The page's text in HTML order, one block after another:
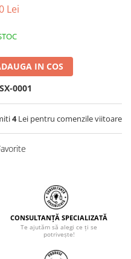
Lei
IN COS
SX-0001
4Lei pentru comenzile viitoare
CONSULTANȚĂ SPECIALIZATĂ
Te ajutăm să alegi ce ți se
potrivește!